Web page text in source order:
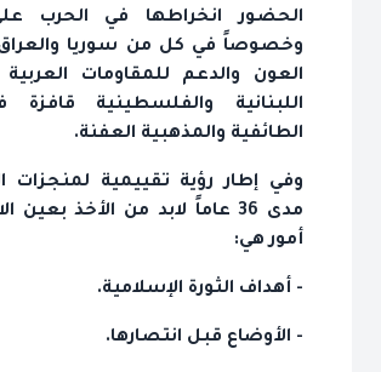
الحضور انخراطها في الحرب
وخصوصاً في كل من سوريا
العون والدعم للمقاومات
اللبنانية والفلسطينية قافزة
الطائفية والمذهبية العفنة.
وفي إطار رؤية تقييمية لمنجزات
مدى 36 عاماً لابد من الأخذ بعين
أمور هي:
- أهداف الثورة الإسلامية.
- الأوضاع قبل انتصارها.